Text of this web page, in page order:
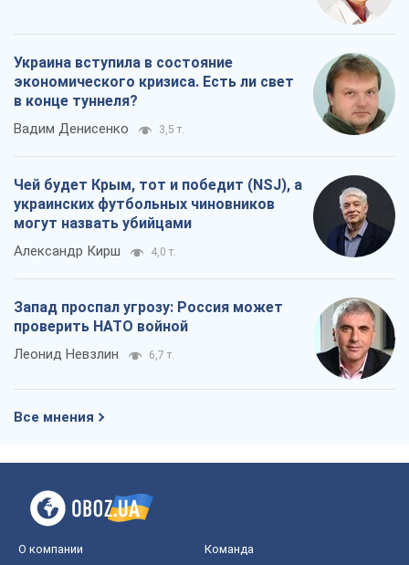
Украина вступила в состояние
экономического кризиса. Есть ли свет
в конце туннеля?
Вадим Денисенко 3,5 т.
Чей будет Крым, тот и победит (NSJ), а
украинских футбольных чиновников
могут назвать убийцами
Александр Кирш 4,0 т.
Запад проспал угрозу: Россия может
проверить НАТО войной
Леонид Невзлин 6,7 т.
Все мнения
О компании Команда